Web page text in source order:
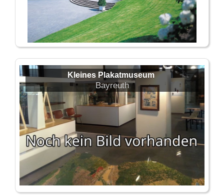
Kleines Plakatmuseum
Bayreuth